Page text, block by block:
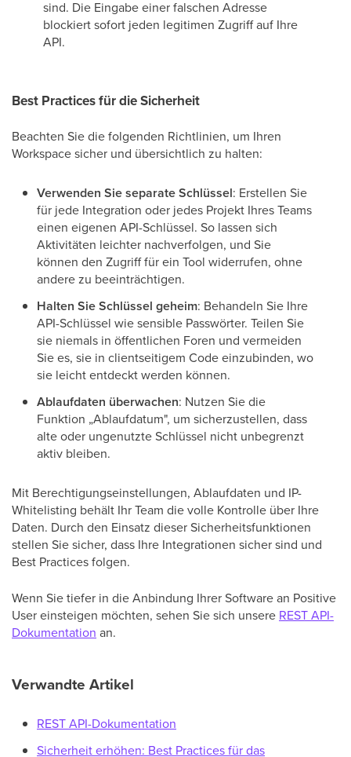
sind. Die Eingabe einer falschen Adresse
blockiert sofort jeden legitimen Zugriff auf Ihre
API.
Best Practices für die Sicherheit
Beachten Sie die folgenden Richtlinien, um Ihren
Workspace sicher und übersichtlich zu halten:
Verwenden Sie separate Schlüssel: Erstellen Sie
für jede Integration oder jedes Projekt Ihres Teams
einen eigenen API-Schlüssel. So lassen sich
Aktivitäten leichter nachverfolgen, und Sie
können den Zugriff für ein Tool widerrufen, ohne
andere zu beeinträchtigen.
Halten Sie Schlüssel geheim: Behandeln Sie Ihre
API-Schlüssel wie sensible Passwörter. Teilen Sie
sie niemals in öffentlichen Foren und vermeiden
Sie es, sie in clientseitigem Code einzubinden, wo
sie leicht entdeckt werden können.
Ablaufdaten überwachen: Nutzen Sie die
Funktion „Ablaufdatum", um sicherzustellen, dass
alte oder ungenutzte Schlüssel nicht unbegrenzt
aktiv bleiben.
Mit Berechtigungseinstellungen, Ablaufdaten und IP-
Whitelisting behält Ihr Team die volle Kontrolle über Ihre
Daten. Durch den Einsatz dieser Sicherheitsfunktionen
stellen Sie sicher, dass Ihre Integrationen sicher sind und
Best Practices folgen.
Wenn Sie tiefer in die Anbindung Ihrer Software an Positive
User einsteigen möchten, sehen Sie sich unsere REST API-
Dokumentation an.
Verwandte Artikel
REST API-Dokumentation
Sicherheit erhöhen: Best Practices für das